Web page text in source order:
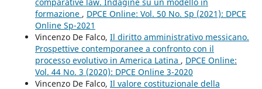
comparative law. Indagine su un modello in
formazione , DPCE Online: Vol. 50 No. Sp (2021): DPCE
Online Sp-2021
Vincenzo De Falco, Il diritto amministrativo messicano.
Prospettive contemporanee a confronto con il
processo evolutivo in America Latina , DPCE Online:
Vol. 44 No. 3 (2020): DPCE Online 3-2020
Vincenzo De Falco, Il valore costituzionale della